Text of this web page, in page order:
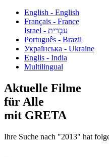
English - English
Français - France
עִבְרִית - Israel
Português - Brazil
Українська - Ukraine
Englis - India
Multilingual
Aktuelle Filme
für Alle
mit GRETA
Ihre Suche nach "2013" hat